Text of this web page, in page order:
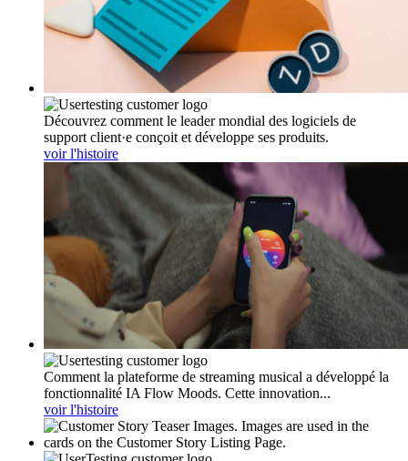
Découvrez comment le leader mondial des logiciels de
support client·e conçoit et développe ses produits.
voir l'histoire
Comment la plateforme de streaming musical a développé la
fonctionnalité IA Flow Moods. Cette innovation...
voir l'histoire